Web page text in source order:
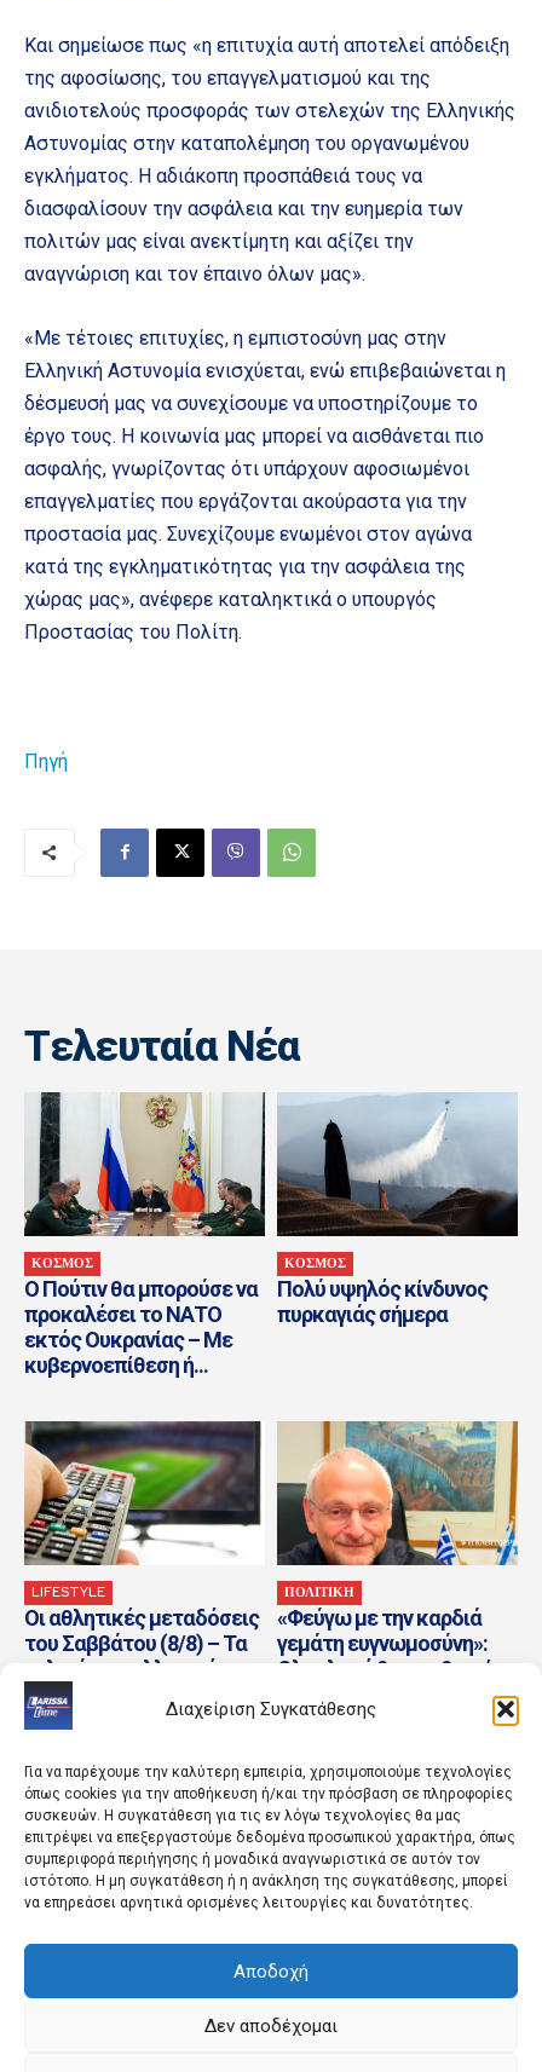
Διαχείριση Συγκατάθεσης
Για να παρέχουμε την καλύτερη εμπειρία, χρησιμοποιούμε τεχνολογίες
όπως cookies για την αποθήκευση ή/και την πρόσβαση σε πληροφορίες
συσκευών. Η συγκατάθεση για τις εν λόγω τεχνολογίες θα μας
επιτρέψει να επεξεργαστούμε δεδομένα προσωπικού χαρακτήρα, όπως
συμπεριφορά περιήγησης ή μοναδικά αναγνωριστικά σε αυτόν τον
ιστότοπο. Η μη συγκατάθεση ή η ανάκληση της συγκατάθεσης, μπορεί
να επηρεάσει αρνητικά ορισμένες λειτουργίες και δυνατότητες.
Αποδοχή
Δεν αποδέχομαι
Και σημείωσε πως «η επιτυχία αυτή αποτελεί απόδειξη
της αφοσίωσης, του επαγγελματισμού και της
ανιδιοτελούς προσφοράς των στελεχών της Ελληνικής
Αστυνομίας στην καταπολέμηση του οργανωμένου
εγκλήματος. Η αδιάκοπη προσπάθειά τους να
διασφαλίσουν την ασφάλεια και την ευημερία των
πολιτών μας είναι ανεκτίμητη και αξίζει την
αναγνώριση και τον έπαινο όλων μας».
«Με τέτοιες επιτυχίες, η εμπιστοσύνη μας στην
Ελληνική Αστυνομία ενισχύεται, ενώ επιβεβαιώνεται η
δέσμευσή μας να συνεχίσουμε να υποστηρίζουμε το
έργο τους. Η κοινωνία μας μπορεί να αισθάνεται πιο
ασφαλής, γνωρίζοντας ότι υπάρχουν αφοσιωμένοι
επαγγελματίες που εργάζονται ακούραστα για την
προστασία μας. Συνεχίζουμε ενωμένοι στον αγώνα
κατά της εγκληματικότητας για την ασφάλεια της
χώρας μας», ανέφερε καταληκτικά ο υπουργός
Προστασίας του Πολίτη.
Πηγή
Tελευταία Nέα
ΚΟΣΜΟΣ
Ο Πούτιν θα μπορούσε να
προκαλέσει το ΝΑΤΟ
εκτός Ουκρανίας – Με
κυβερνοεπίθεση ή...
ΚΟΣΜΟΣ
Πολύ υψηλός κίνδυνος
πυρκαγιάς σήμερα
LIFESTYLE
Οι αθλητικές μεταδόσεις
του Σαββάτου (8/8) – Τα
φιλικά των ελληνικών
ομάδων και MotoGP...
ΠΟΛΙΤΙΚΗ
«Φεύγω με την καρδιά
γεμάτη ευγνωμοσύνη»:
Ολοκληρώθηκε η θητεία
του πρέσβη του Ισραήλ
στην...
ΚΟΣΜΟΣ
«ξαναγάπησε» τη
Σαουδική Αραβία – Η
ΚΟΣΜΟΣ
Κολομβία: Οι ΗΠΑ
προσφέρουν 1 δισ.
δολάρια στη νέα